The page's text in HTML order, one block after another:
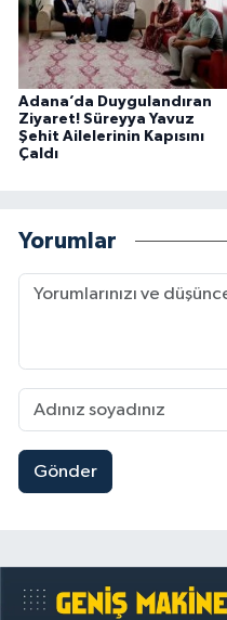
Adana’da Duygulandıran
Ziyaret! Süreyya Yavuz
Şehit Ailelerinin Kapısını
Çaldı
Yorumlar
Gönder